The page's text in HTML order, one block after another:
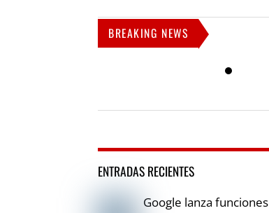
BREAKING NEWS
ENTRADAS RECIENTES
Google lanza funciones